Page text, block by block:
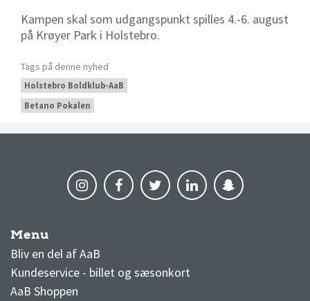
Kampen skal som udgangspunkt spilles 4.-6. august
på Krøyer Park i Holstebro.
Tags på denne nyhed
Holstebro Boldklub-AaB
Betano Pokalen
Menu
Bliv en del af AaB
Kundeservice - billet og sæsonkort
AaB Shoppen